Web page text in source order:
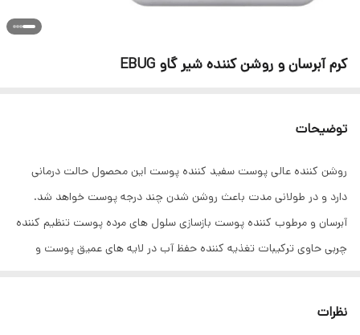
کرم آبرسان و روشن کننده شیر گاو EBUG
توضیحات
روشن کننده عالی پوست سفید کننده پوست این محصول حالت درمانی
دارد و در طولانی مدت باعث روشن شدن چند درجه پوست خواهد شد.
آبرسان و مرطوب کننده پوست بازسازی سلول های مرده پوست تنظیم کننده
چربی حاوی ترکیبات تغذیه کننده حفظ آب در لایه های عمیق پوست و
نظرات